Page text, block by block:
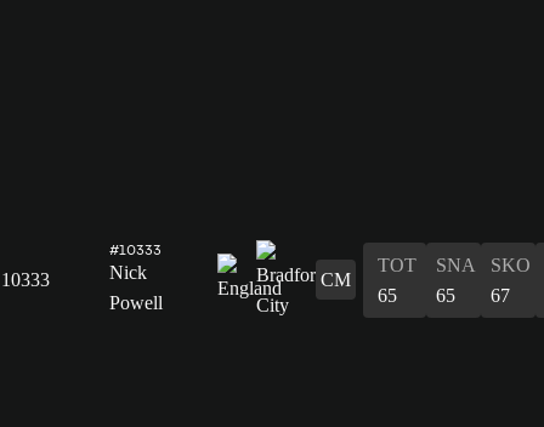
10333
#10333
Nick
Powell
CM
TOT
65
SNA
65
SKO
67